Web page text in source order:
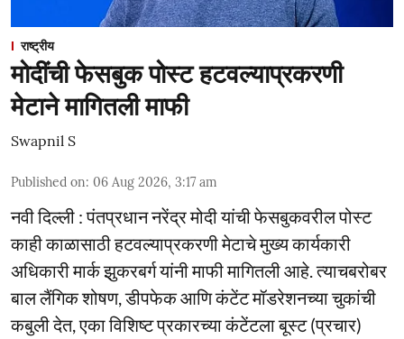
राष्ट्रीय
मोदींची फेसबुक पोस्ट हटवल्याप्रकरणी
मेटाने मागितली माफी
Swapnil S
Published on: 06 Aug 2026, 3:17 am
नवी दिल्ली : पंतप्रधान नरेंद्र मोदी यांची फेसबुकवरील पोस्ट
काही काळासाठी हटवल्याप्रकरणी मेटाचे मुख्य कार्यकारी
अधिकारी मार्क झुकरबर्ग यांनी माफी मागितली आहे. त्याचबरोबर
बाल लैंगिक शोषण, डीपफेक आणि कंटेंट मॉडरेशनच्या चुकांची
कबुली देत, एका विशिष्ट प्रकारच्या कंटेंटला बूस्ट (प्रचार)